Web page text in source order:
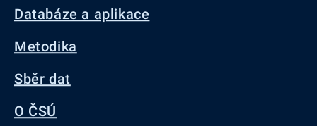
Databáze a aplikace
Metodika
Sběr dat
O ČSÚ